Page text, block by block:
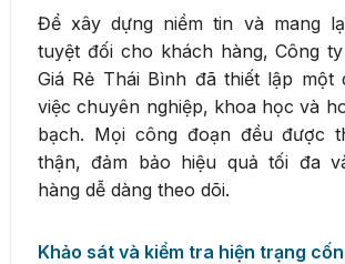
Để xây dựng niềm tin và mang
tuyệt đối cho khách hàng, Công
Giá Rẻ Thái Bình đã thiết lập một
việc chuyên nghiệp, khoa học và
bạch. Mọi công đoạn đều được
thận, đảm bảo hiệu quả tối đa
hàng dễ dàng theo dõi.
Khảo sát và kiểm tra hiện trạng